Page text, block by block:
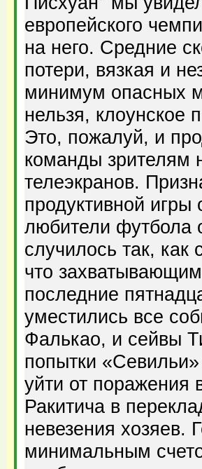
европейского
на него. Средние
потери, вязкая и
минимум опасных
нельзя, клоунское
Это, пожалуй, и
команды зрителям
телеэкранов.
продуктивной
любители футбола
случилось так,
что
последние
уместились все
Фалькао, и сейвы
попытки
уйти от поражения
Ракитича в
невезения хозяев.
минимальным